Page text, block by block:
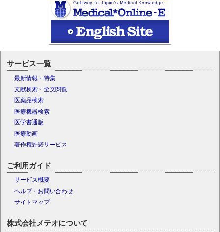
サービス一覧
最新情報・特集
文献検索・全文閲覧
医薬品検索
医療機器検索
医学書通販
医療動画
著作権許諾サービス
ご利用ガイド
サービス概要
ヘルプ・お問い合わせ
サイトマップ
株式会社メテオについて